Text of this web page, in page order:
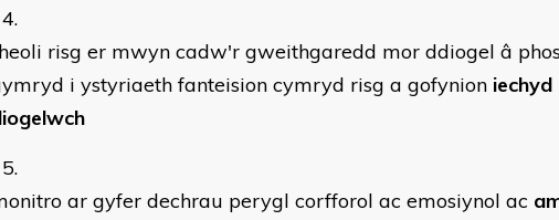
risg er mwyn cadw'r gweithgaredd mor ddiogel â
i ystyriaeth fanteision cymryd risg a gofynion iechyd
ar gyfer dechrau perygl corfforol ac emosiynol ac